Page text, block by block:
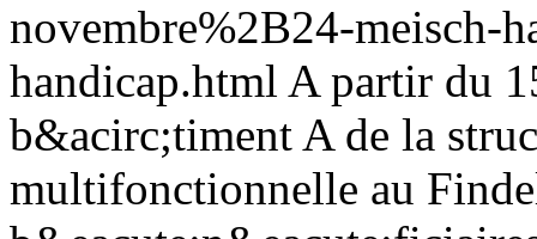
novembre%2B24-meisch-
handicap.html A partir du
b&acirc;timent A de la
multifonctionnelle au